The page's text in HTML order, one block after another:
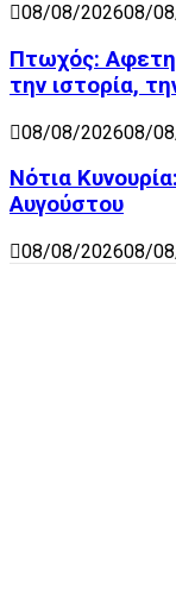
08/08/202608/
Πτωχός:
την ιστορία,
08/08/202608/
Νότια
Αυγούστου
08/08/202608/